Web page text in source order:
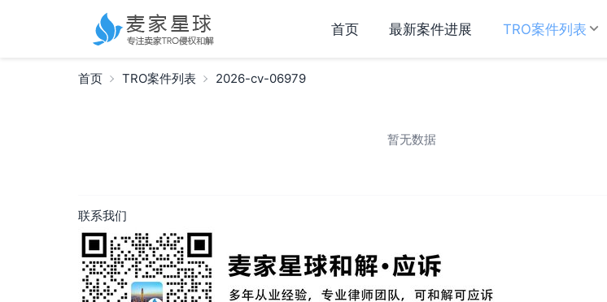
首页 最新案件进展 TRO案件列表
首页 TRO案件列表 2026-cv-06979
暂无数据
联系我们